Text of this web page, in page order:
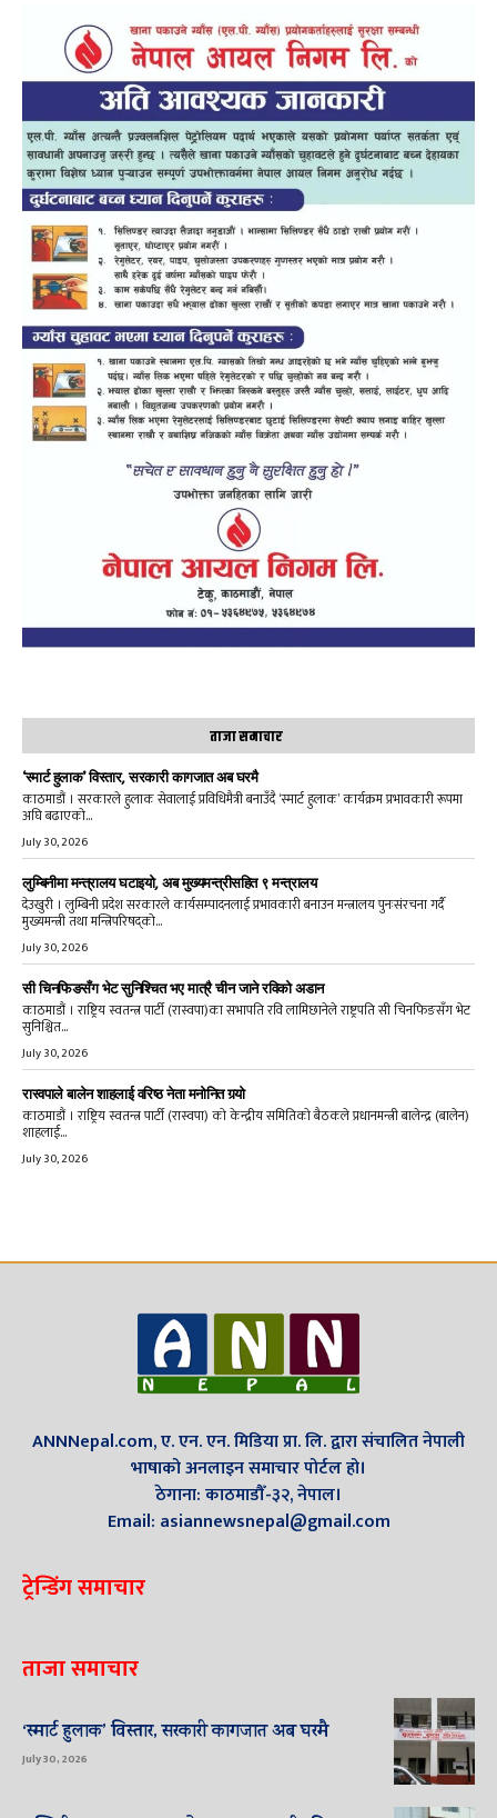
ताजा समाचार
‘स्मार्ट हुलाक’ विस्तार, सरकारी कागजात अब घरमै
काठमाडौं । सरकारले हुलाक सेवालाई प्रविधिमैत्री बनाउँदै ‘स्मार्ट हुलाक’ कार्यक्रम प्रभावकारी रूपमा
अघि बढाएको...
July 30, 2026
लुम्बिनीमा मन्त्रालय घटाइयो, अब मुख्यमन्त्रीसहित ९ मन्त्रालय
देउखुरी । लुम्बिनी प्रदेश सरकारले कार्यसम्पादनलाई प्रभावकारी बनाउन मन्त्रालय पुनःसंरचना गर्दै
मुख्यमन्त्री तथा मन्त्रिपरिषद्को...
July 30, 2026
सी चिनफिङसँग भेट सुनिश्चित भए मात्रै चीन जाने रविको अडान
काठमाडौं । राष्ट्रिय स्वतन्त्र पार्टी (रास्वपा)का सभापति रवि लामिछानेले राष्ट्रपति सी चिनफिङसँग भेट
सुनिश्चित...
July 30, 2026
रास्वपाले बालेन शाहलाई वरिष्ठ नेता मनोनित गर्‍यो
काठमाडौं । राष्ट्रिय स्वतन्त्र पार्टी (रास्वपा) को केन्द्रीय समितिको बैठकले प्रधानमन्त्री बालेन्द्र (बालेन)
शाहलाई...
July 30, 2026
ANNNepal.com, ए. एन. एन. मिडिया प्रा. लि. द्वारा संचालित नेपाली
भाषाको अनलाइन समाचार पोर्टल हो।
ठेगाना: काठमाडौँ-३२, नेपाल।
Email: asiannewsnepal@gmail.com
ट्रेन्डिंग समाचार
ताजा समाचार
‘स्मार्ट हुलाक’ विस्तार, सरकारी कागजात अब घरमै
July 30, 2026